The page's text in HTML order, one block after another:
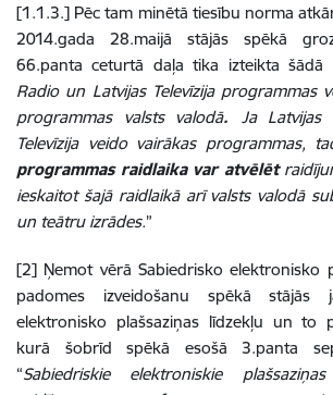
[1.1.3.] Pēc tam minētā tiesību norma
2014.gada 28.maijā stājās spēkā
66.panta ceturtā daļa tika izteikta šādā
Radio un Latvijas Televīzija programmas
programmas valsts valodā. Ja Latvijas
Televīzija veido vairākas programmas,
programmas raidlaika var atvēlēt
ieskaitot šajā raidlaikā arī valsts valodā
un teātru izrādes.”
[2] Ņemot vērā Sabiedrisko elektronisko
padomes izveidošanu spēkā stājās
elektronisko plašsaziņas līdzekļu un to
kurā šobrīd spēkā esošā 3.panta
“Sabiedriskie elektroniskie